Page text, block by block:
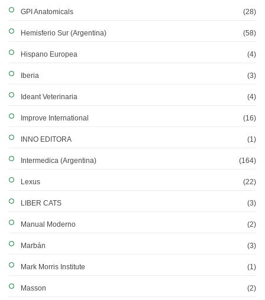
GPI Anatomicals (28)
Hemisferio Sur (Argentina) (58)
Hispano Europea (4)
Iberia (3)
Ideant Veterinaria (4)
Improve International (16)
INNO EDITORA (1)
Intermedica (Argentina) (164)
Lexus (22)
LIBER CATS (3)
Manual Moderno (2)
Marbán (3)
Mark Morris Institute (1)
Masson (2)